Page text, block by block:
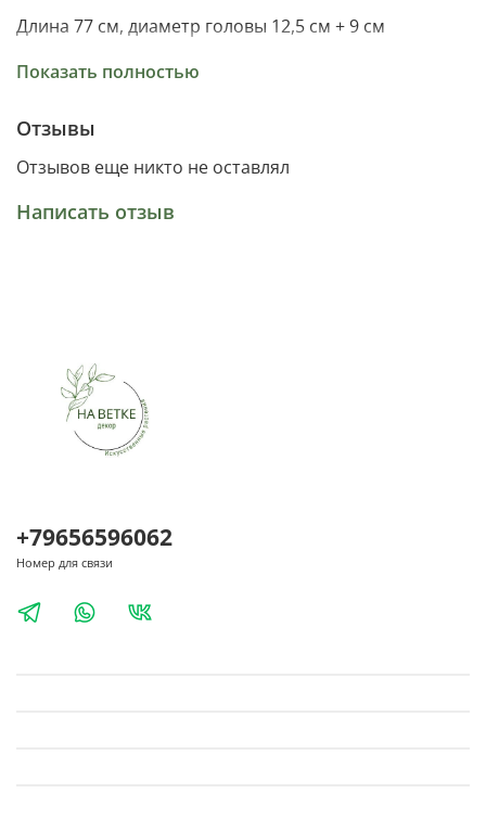
Длина 77 см, диаметр головы 12,5 см + 9 см
Материал шелк в силиконе
Показать полностью
Отзывы
Отзывов еще никто не оставлял
Написать отзыв
+79656596062
Номер для связи